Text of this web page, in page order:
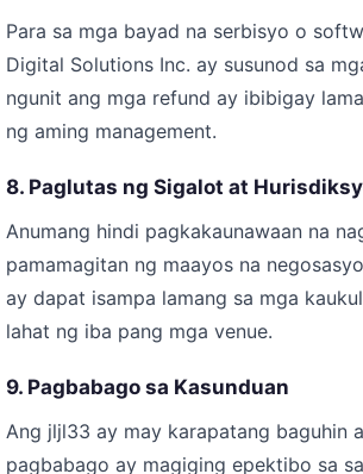
Para sa mga bayad na serbisyo o
Digital Solutions Inc. ay susunod sa
ngunit ang mga refund ay ibibigay
ng aming management.
8. Paglutas ng Sigalot at
Anumang hindi pagkakaunawaan na
pamamagitan ng maayos na
ay dapat isampa lamang sa mga
lahat ng iba pang mga venue.
9. Pagbabago sa Kasunduan
Ang jljl33 ay may karapatang baguhin
pagbabago ay magiging epektibo sa